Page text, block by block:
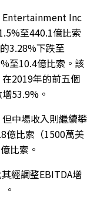
Entertainment Inc
至440.1億比索
3.28%下跌至
至10.4億比索。該
2019年的前五個
53.9%。
中場收入則繼續攀
億比索（1500萬美
比索。
經調整EBITDA增